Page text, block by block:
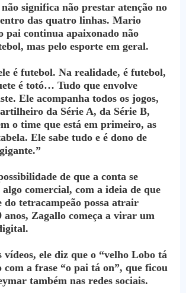
significa não prestar atenção no
das quatro linhas. Mario
pai continua apaixonado não
mas pelo esporte em geral.
é futebol. Na realidade, é futebol,
é totó… Tudo que envolve
Ele acompanha todos os jogos,
da Série A, da Série B,
o time que está em primeiro, as
Ele sabe tudo e é dono de
de que a conta se
comercial, com a ideia de que
do tetracampeão possa atrair
anos, Zagallo começa a virar um
vídeos, ele diz que o “velho Lobo tá
a frase “o pai tá on”, que ficou
também nas redes sociais.